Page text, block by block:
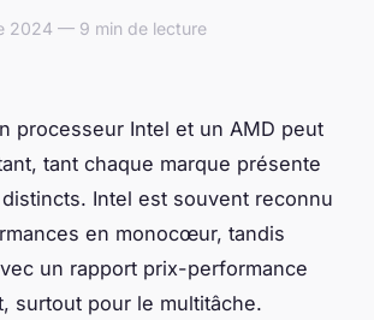
2024 — 9 min de lecture
processeur Intel et un AMD peut
tant chaque marque présente
Intel est souvent reconnu
en monocœur, tandis
un rapport prix-performance
surtout pour le multitâche.